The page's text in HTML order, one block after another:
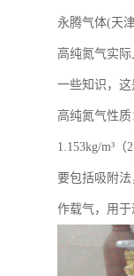
永腾气体(天
高纯氮气实
一些知识，这
高纯氮气性
1.153kg/m³
要包括吸附
作载气，用于